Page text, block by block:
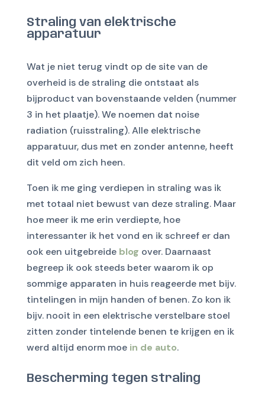
Straling van elektrische
apparatuur
Wat je niet terug vindt op de site van de
overheid is de straling die ontstaat als
bijproduct van bovenstaande velden (nummer
3 in het plaatje). We noemen dat noise
radiation (ruisstraling). Alle elektrische
apparatuur, dus met en zonder antenne, heeft
dit veld om zich heen.
Toen ik me ging verdiepen in straling was ik
met totaal niet bewust van deze straling. Maar
hoe meer ik me erin verdiepte, hoe
interessanter ik het vond en ik schreef er dan
ook een uitgebreide blog over. Daarnaast
begreep ik ook steeds beter waarom ik op
sommige apparaten in huis reageerde met bijv.
tintelingen in mijn handen of benen. Zo kon ik
bijv. nooit in een elektrische verstelbare stoel
zitten zonder tintelende benen te krijgen en ik
werd altijd enorm moe in de auto.
Bescherming tegen straling